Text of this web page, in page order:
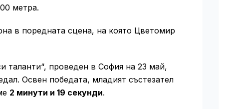
метра.
в поредната сцена, на която Цветомир
таланти“, проведен в София на 23 май,
Освен победата, младият състезател
2 минути и 19 секунди.